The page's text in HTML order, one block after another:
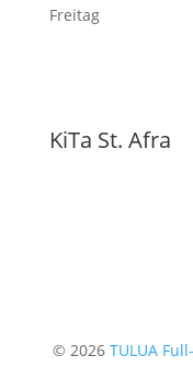
Freitag
KiTa St. Afra
© 2026TULUA